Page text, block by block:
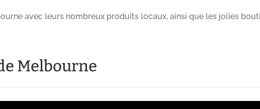
avec leurs nombreux produits locaux, ainsi que les jolies
Melbourne